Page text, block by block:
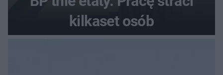
kilkaset osób